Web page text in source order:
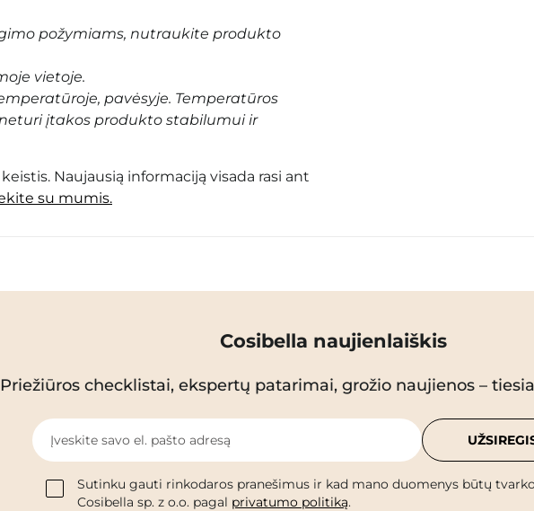
požymiams, nutraukite produkto
vietoje.
pavėsyje. Temperatūros
įtakos produkto stabilumui ir
Naujausią informaciją visada rasi ant
su mumis.
Cosibella naujienlaiškis
Priežiūros checklistai, ekspertų patarimai, grožio naujienos –
Įveskite savo el. pašto adresą
Sutinku gauti rinkodaros pranešimus ir kad mano duomenys būtų
Cosibella sp. z o.o. pagal privatumo politiką.